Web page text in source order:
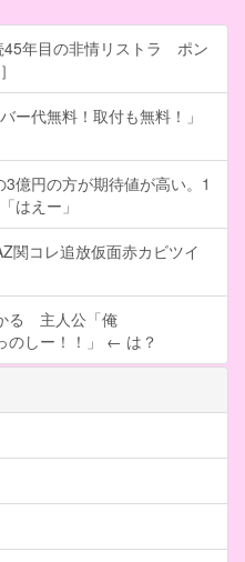
45年目の非情リストラ ポン
ー代無料！取付も無料！」
億円の方が期待値が高い。1
はえー」
関コレ追放仮面赤カビツイ
る 主人公「俺
のしー！！」 ← は？